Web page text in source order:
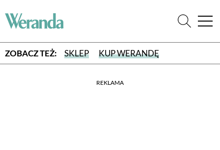
ZOBACZ TEŻ: SKLEP KUP WERANDĘ
REKLAMA